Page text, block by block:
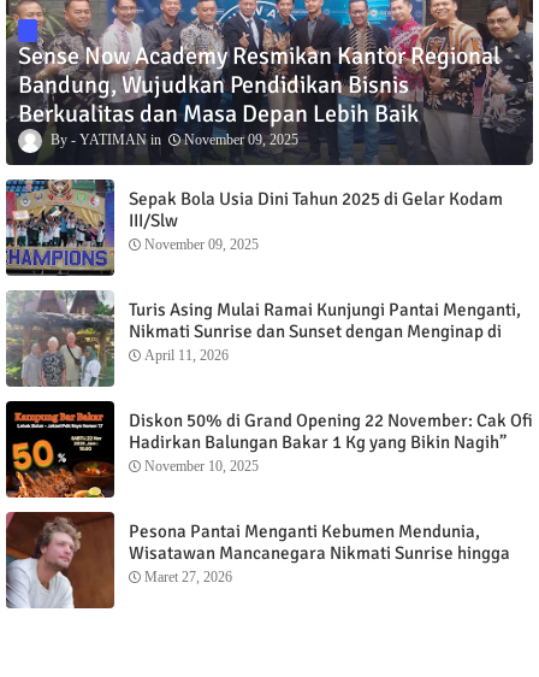
Sense Now Academy Resmikan Kantor Regional
Bandung, Wujudkan Pendidikan Bisnis
Berkualitas dan Masa Depan Lebih Baik
YATIMAN November 09, 2025
Sepak Bola Usia Dini Tahun 2025 di Gelar Kodam
III/Slw
November 09, 2025
Turis Asing Mulai Ramai Kunjungi Pantai Menganti,
Nikmati Sunrise dan Sunset dengan Menginap di
Menganti Cottage
April 11, 2026
Diskon 50% di Grand Opening 22 November: Cak Ofi
Hadirkan Balungan Bakar 1 Kg yang Bikin Nagih”
November 10, 2025
Pesona Pantai Menganti Kebumen Mendunia,
Wisatawan Mancanegara Nikmati Sunrise hingga
Sunset dari Menganti Cottage
Maret 27, 2026